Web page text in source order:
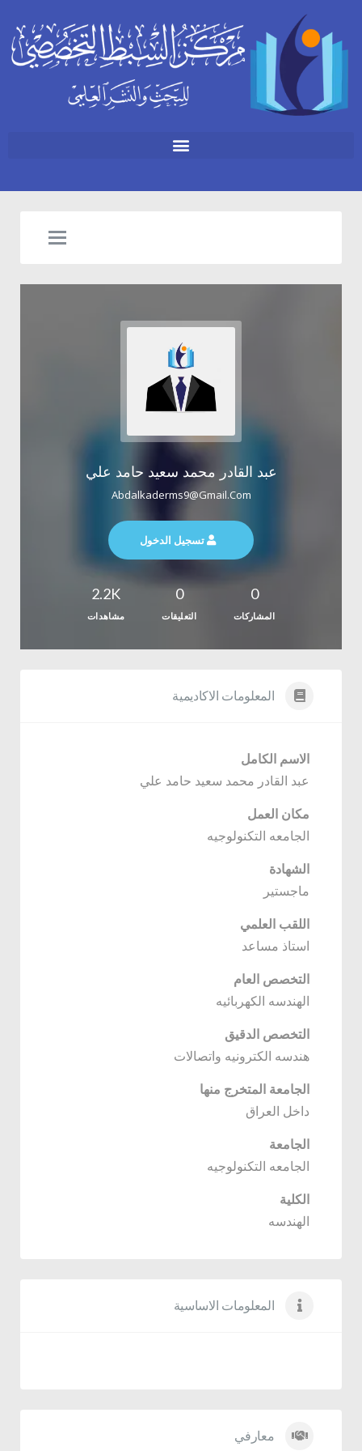
عبد القادر محمد سعيد حامد علي
Abdalkaderms9@gmail.com
تسجيل الدخول
0
المشاركات
0
التعليقات
2.2K
مشاهدات
المعلومات الاكاديمية
الاسم الكامل
عبد القادر محمد سعيد حامد علي
مكان العمل
الجامعه التكنولوجيه
الشهادة
ماجستير
اللقب العلمي
استاذ مساعد
التخصص العام
الهندسه الكهربائيه
التخصص الدقيق
هندسه الكترونيه واتصالات
الجامعة المتخرج منها
داخل العراق
الجامعة
الجامعه التكنولوجيه
الكلية
الهندسه
المعلومات الاساسية
معارفي